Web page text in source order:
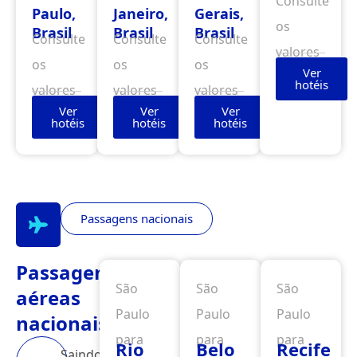
Paulo,
Brasil
Consulte
os
valores
Ver
hotéis
Janeiro,
Brasil
Consulte
os
valores
Ver
hotéis
Gerais,
Brasil
Consulte
os
valores
Ver
hotéis
os
valores
Ver
hotéis
Passagens nacionais
Passagens
aéreas
nacionais
São
Paulo
para
Rio
São
Paulo
para
Belo
São
Paulo
para
Recife